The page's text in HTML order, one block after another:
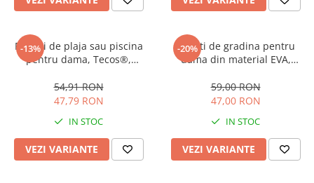
-13%
Papuci de plaja sau piscina
pentru dama, Tecos®,
centimetri, model cu dungi,
design modern, pentru casa,
54,91 RON
47,79 RON
IN STOC
VEZI VARIANTE
-20%
Saboti de gradina pentru
dama din material EVA,
gauri pentru circulatia
aerului, foarte usori, 22.5
59,00 RON
47,00 RON
IN STOC
VEZI VARIANTE